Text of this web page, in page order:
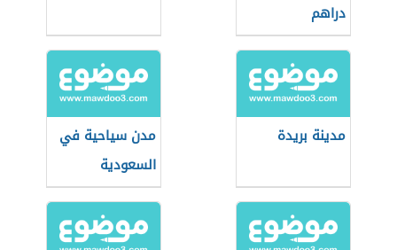
دراهم
مدينة بريدة
مدن سياحية في
السعودية